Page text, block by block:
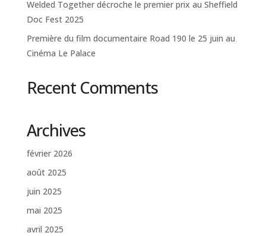
Welded Together décroche le premier prix au Sheffield
Doc Fest 2025
Première du film documentaire Road 190 le 25 juin au
Cinéma Le Palace
Recent Comments
Archives
février 2026
août 2025
juin 2025
mai 2025
avril 2025